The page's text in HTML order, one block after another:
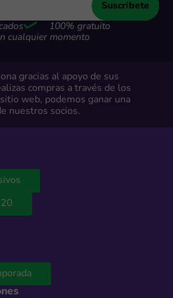
Suscríbete
100% gratuito
cualquier momento
gracias al apoyo de sus
compras a través de los
web, podemos ganar una
nuestros socios.